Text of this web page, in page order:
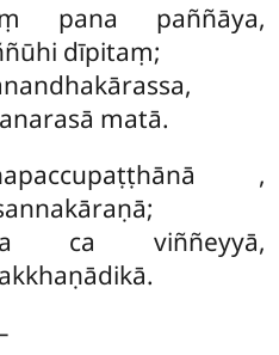
pana paññāya,
dīpitaṃ;
matā.
,
ca viññeyyā,